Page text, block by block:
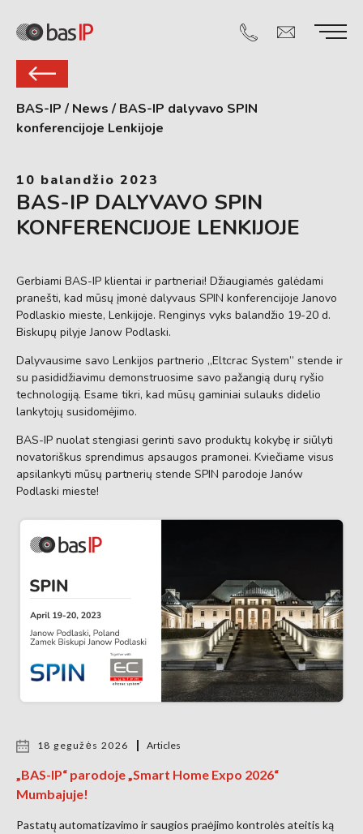
BAS-IP / News / BAS-IP dalyvavo SPIN
konferencijoje Lenkijoje
10 balandžio 2023
BAS-IP DALYVAVO SPIN
KONFERENCIJOJE LENKIJOJE
Gerbiami BAS-IP klientai ir partneriai! Džiaugiamės galėdami
pranešti, kad mūsų įmonė dalyvaus SPIN konferencijoje Janovo
Podlaskio mieste, Lenkijoje. Renginys vyks balandžio 19-20 d.
Biskupų pilyje Janow Podlaski.
Dalyvausime savo Lenkijos partnerio „Eltcrac System” stende ir
su pasididžiavimu demonstruosime savo pažangią durų ryšio
technologiją. Esame tikri, kad mūsų gaminiai sulauks didelio
lankytojų susidomėjimo.
BAS-IP nuolat stengiasi gerinti savo produktų kokybę ir siūlyti
novatoriškus sprendimus apsaugos pramonei. Kviečiame visus
apsilankyti mūsų partnerių stende SPIN parodoje Janów
Podlaski mieste!
18 gegužės 2026 Articles
„BAS-IP“ parodoje „Smart Home Expo 2026“
Mumbajuje!
Pastatų automatizavimo ir saugios praėjimo kontrolės ateitis ką